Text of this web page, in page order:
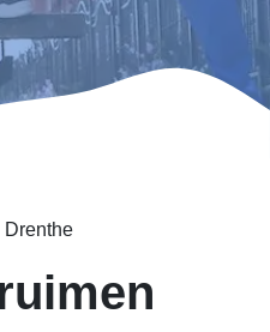
Drenthe